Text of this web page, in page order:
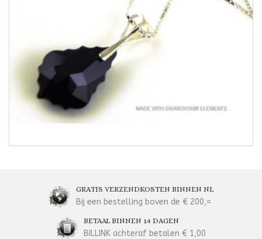
GRATIS VERZENDKOSTEN BINNEN NL
Bij een bestelling boven de € 200,=
BETAAL BINNEN 14 DAGEN
BILLINK achteraf betalen € 1,00